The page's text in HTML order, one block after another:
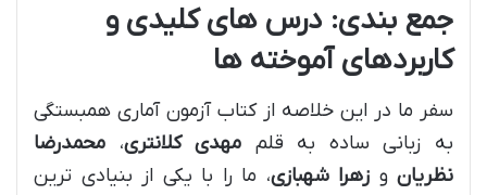
جمع بندی: درس های کلیدی و
کاربردهای آموخته ها
سفر ما در این خلاصه از کتاب آزمون آماری همبستگی
به زبانی ساده به قلم مهدی کلانتری، محمدرضا
نظریان و زهرا شهبازی، ما را با یکی از بنیادی ترین